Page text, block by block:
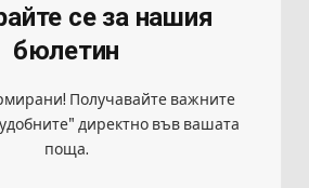
се за нашия
бюлетин
Получавайте важните
директно във вашата
поща.